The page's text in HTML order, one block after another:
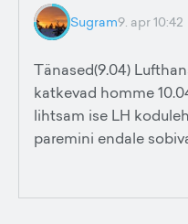
Sugram9. apr 10:42
Tänased(9.04)
katkevad homme
lihtsam ise LH
paremini endale